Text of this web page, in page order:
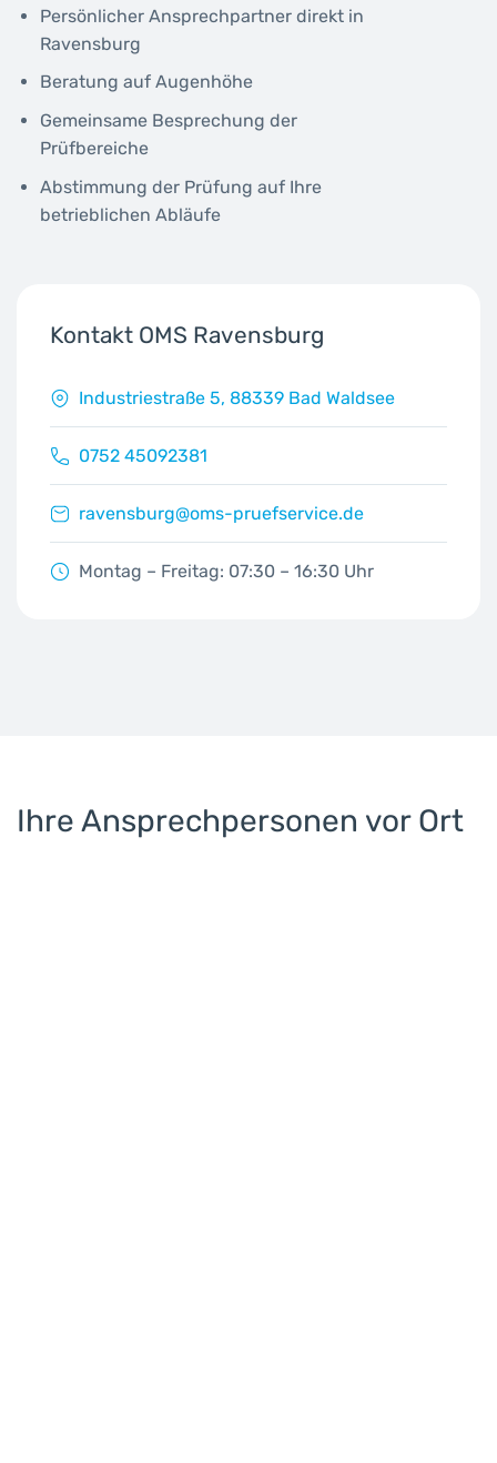
Persönlicher Ansprechpartner direkt in
Ravensburg
Beratung auf Augenhöhe
Gemeinsame Besprechung der
Prüfbereiche
Abstimmung der Prüfung auf Ihre
betrieblichen Abläufe
Kontakt OMS Ravensburg
Industriestraße 5, 88339 Bad Waldsee
0752 45092381
ravensburg@oms-pruefservice.de
Montag – Freitag: 07:30 – 16:30 Uhr
Ihre Ansprechpersonen vor Ort